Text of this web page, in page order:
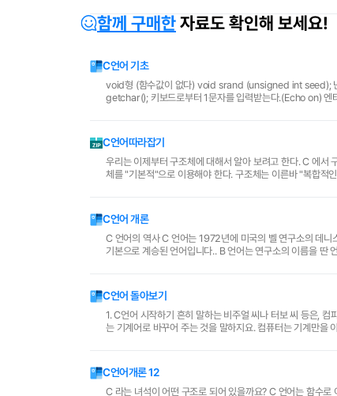
함께 구매한자료도 확인해 보세요!
C언어 기초
void형 (함수값이 없다) void srand (unsigned int seed); 난수 발생씨앗을 초기화 int rand(void) getchar( ) : 키보드로부터 1문자를 입력 int
C언어따라잡기
우리는 이제부터 구조체에 대해서 알아 보려고 한다. C 에서 구조체는 포인터 만큼이나 중요한 내용이고, 또 본격적으로 프로그램을 짜기 위해서는 이 구조
체를 "기본적"으로 이용해야 한다. 구조체는 이른바 "복합적인 데이타 타입"이다. 쉽게 얘기해서 , "기본적인 데이
C언어 개론
C 언어의 역사 C 언어는 1972년에 미국의 벨 연구소의 데니
기본으로 계승된 언어입니다.. B 언어는 연구소의 이름을 딴 언어이고요...B 다음은 C 니까.. 이름을 그렇게 붙였죠... 처음에 C 언어는 UNIX 운영체제를 만
C언어 돌아보기
1. C언어 시작하기 흔히 말하는 비주얼 씨나 터보 씨 등은,
는 기계어로 바꾸어 주는 것을 말하지요. 컴퓨터는 기계만을 이해하고, 그 명령을 수행할 수 있다는 것은 다 알고 있겠지요..? 정욱이가 앞으로 쓸 내용은, 모
C언어개론 12
C 라는 녀석이 어떤 구조로 되어 있을까요? C 언어는 함수